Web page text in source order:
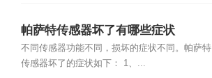
帕萨特传感器坏了有哪些症状
不同传感器功能不同，损坏的症状不同。帕萨特
传感器坏了的症状如下： 1、...